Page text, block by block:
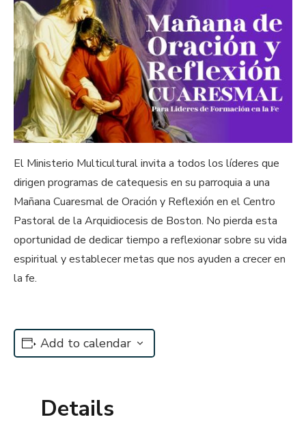
El Ministerio Multicultural invita a todos los líderes que
dirigen programas de catequesis en su parroquia a una
Mañana Cuaresmal de Oración y Reflexión en el Centro
Pastoral de la Arquidiocesis de Boston. No pierda esta
oportunidad de dedicar tiempo a reflexionar sobre su vida
espiritual y establecer metas que nos ayuden a crecer en
la fe.
Add to calendar
Details